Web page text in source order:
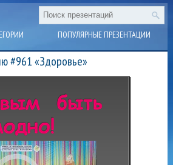
ПОПУЛЯРНЫЕ ПРЕЗЕНТАЦИИ
#961 «Здоровье»